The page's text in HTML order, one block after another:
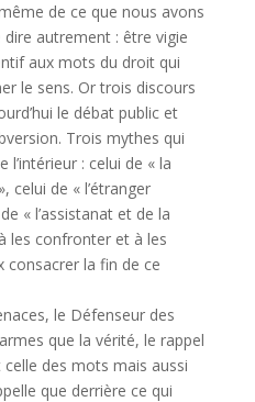
de ce que nous avons
autrement : être vigie
aux mots du droit qui
le sens. Or trois discours
le débat public et
Trois mythes qui
l’intérieur : celui de « la
celui de « l’étranger
« l’assistanat et de la
les confronter et à les
consacrer la fin de ce
le Défenseur des
que la vérité, le rappel
des mots mais aussi
que derrière ce qui